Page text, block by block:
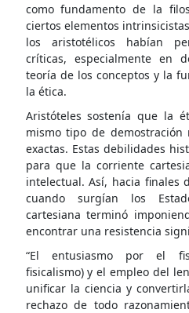
como fundamento de la
ciertos elementos
los aristotélicos habían
críticas, especialmente en
teoría de los conceptos y la
la ética.
Aristóteles sostenía que la
mismo tipo de
exactas. Estas debilidades
para que la corriente
intelectual. Así, hacia finales
cuando surgían los
cartesiana terminó
encontrar una resistencia
“El entusiasmo por el
fisicalismo) y el empleo del
unificar la ciencia y
rechazo de todo